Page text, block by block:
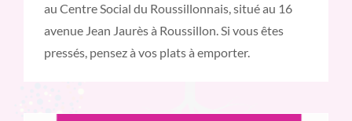
au Centre Social du Roussillonnais, situé au 16
avenue Jean Jaurès à Roussillon. Si vous êtes
pressés, pensez à vos plats à emporter.